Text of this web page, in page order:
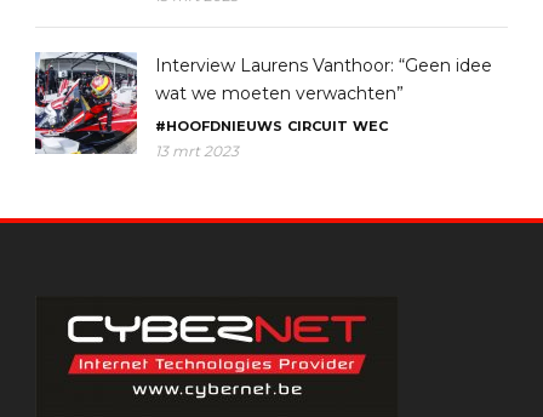
Interview Laurens Vanthoor: “Geen idee
wat we moeten verwachten”
#HOOFDNIEUWS CIRCUIT WEC
13 mrt 2023